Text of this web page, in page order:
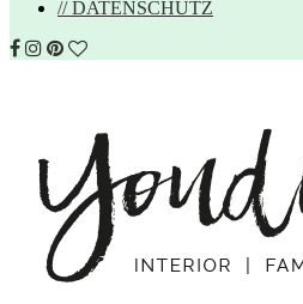
// DATENSCHUTZ